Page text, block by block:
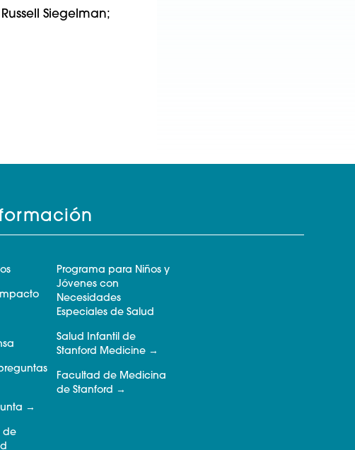
Siegelman;
de
Programa para Niños y
Jóvenes con
Necesidades
Especiales de Salud
Salud Infantil de
Stanford Medicine
Facultad de Medicina
de Stanford